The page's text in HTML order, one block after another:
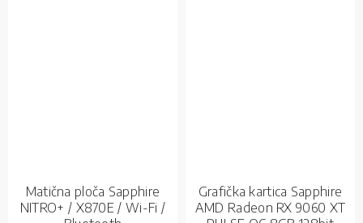
Matična ploča Sapphire
NITRO+ / X870E / Wi-Fi /
Grafička kartica Sapphire
AMD Radeon RX 9060 XT